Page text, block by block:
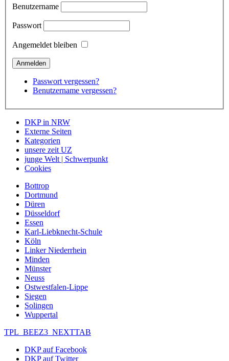
Benutzername
Passwort
Angemeldet bleiben
Passwort vergessen?
Benutzername vergessen?
DKP in NRW
Externe Seiten
Kategorien
unsere zeit UZ
junge Welt | Schwerpunkt
Cookies
Bottrop
Dortmund
Düren
Düsseldorf
Essen
Karl-Liebknecht-Schule
Köln
Linker Niederrhein
Minden
Münster
Neuss
Ostwestfalen-Lippe
Siegen
Solingen
Wuppertal
TPL_BEEZ3_NEXTTAB
DKP auf Facebook
DKP auf Twitter